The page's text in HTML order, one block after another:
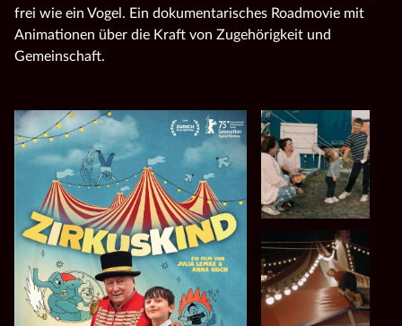
frei wie ein Vogel. Ein dokumentarisches Roadmovie mit
Animationen über die Kraft von Zugehörigkeit und
Gemeinschaft.